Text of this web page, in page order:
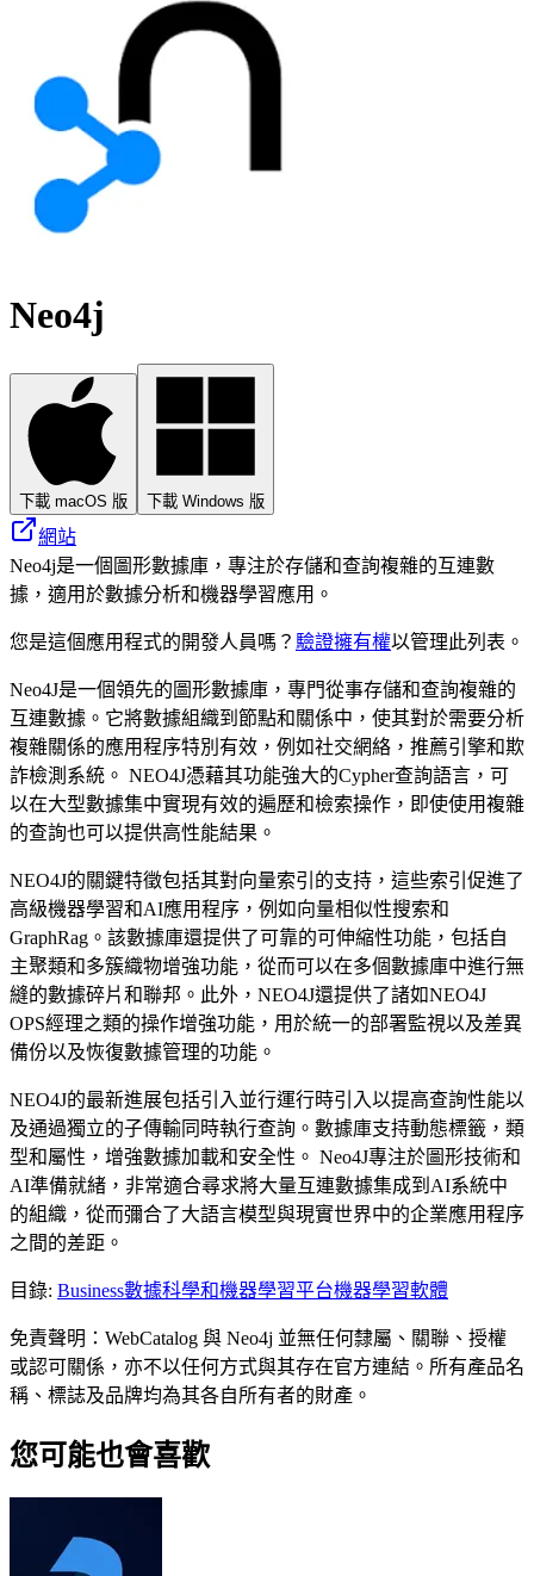
Neo4j
下載 macOS 版 下載 Windows 版
網站
Neo4j是一個圖形數據庫，專注於存儲和查詢複雜的互連數
據，適用於數據分析和機器學習應用。
您是這個應用程式的開發人員嗎？ 驗證擁有權以管理此列表。
Neo4J是一個領先的圖形數據庫，專門從事存儲和查詢複雜的
互連數據。它將數據組織到節點和關係中，使其對於需要分析
複雜關係的應用程序特別有效，例如社交網絡，推薦引擎和欺
詐檢測系統。 NEO4J憑藉其功能強大的Cypher查詢語言，可
以在大型數據集中實現有效的遍歷和檢索操作，即使使用複雜
的查詢也可以提供高性能結果。
NEO4J的關鍵特徵包括其對向量索引的支持，這些索引促進了
高級機器學習和AI應用程序，例如向量相似性搜索和
GraphRag。該數據庫還提供了可靠的可伸縮性功能，包括自
主聚類和多簇織物增強功能，從而可以在多個數據庫中進行無
縫的數據碎片和聯邦。此外，NEO4J還提供了諸如NEO4J
OPS經理之類的操作增強功能，用於統一的部署監視以及差異
備份以及恢復數據管理的功能。
NEO4J的最新進展包括引入並行運行時引入以提高查詢性能以
及通過獨立的子傳輸同時執行查詢。數據庫支持動態標籤，類
型和屬性，增強數據加載和安全性。 Neo4J專注於圖形技術和
AI準備就緒，非常適合尋求將大量互連數據集成到AI系統中
的組織，從而彌合了大語言模型與現實世界中的企業應用程序
之間的差距。
目錄: Business數據科學和機器學習平台機器學習軟體
免責聲明：WebCatalog 與 Neo4j 並無任何隸屬、關聯、授權
或認可關係，亦不以任何方式與其存在官方連結。所有產品名
稱、標誌及品牌均為其各自所有者的財產。
您可能也會喜歡